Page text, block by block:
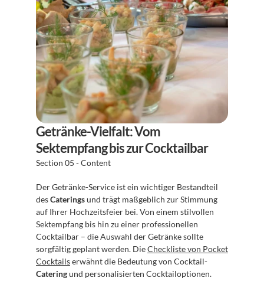
Getränke-Vielfalt: Vom
Sektempfang bis zur Cocktailbar
Section 05 - Content
Der Getränke-Service ist ein wichtiger Bestandteil
des Caterings und trägt maßgeblich zur Stimmung
auf Ihrer Hochzeitsfeier bei. Von einem stilvollen
Sektempfang bis hin zu einer professionellen
Cocktailbar – die Auswahl der Getränke sollte
sorgfältig geplant werden. Die Checkliste von Pocket
Cocktails erwähnt die Bedeutung von Cocktail-
Catering und personalisierten Cocktailoptionen.